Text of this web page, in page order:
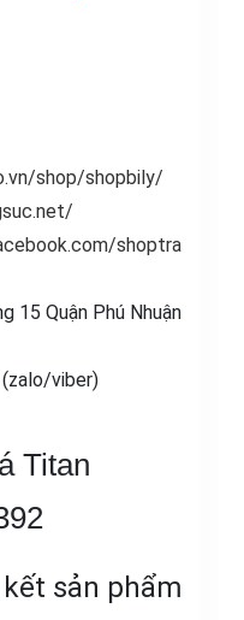
shop/shopbily/
shoptra
15 Quận Phú Nhuận
viber)
Titan
sản phẩm